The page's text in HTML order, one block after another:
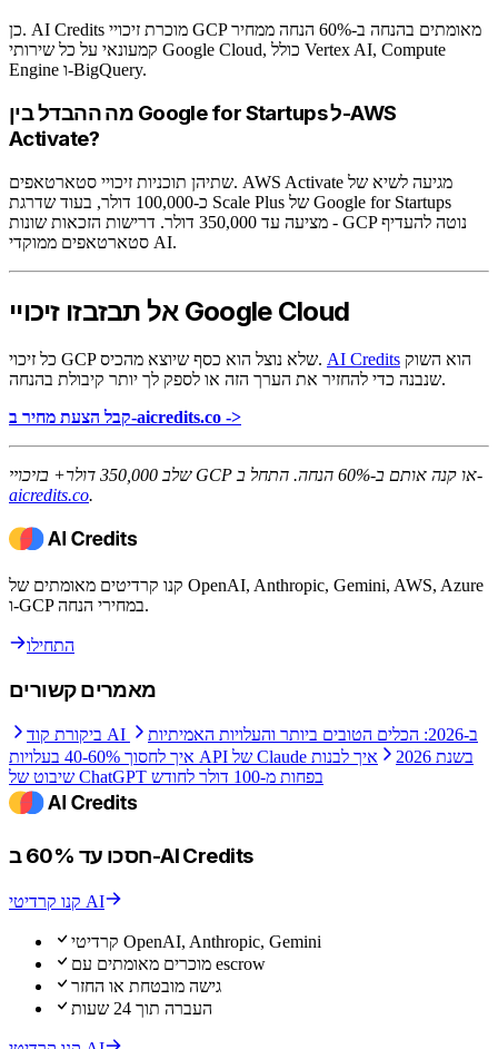
כן. AI Credits מוכרת זיכויי GCP מאומתים בהנחה ב-60% הנחה ממחיר
קמעונאי על כל שירותי Google Cloud, כולל Vertex AI, Compute
Engine ו-BigQuery.
מה ההבדל בין Google for Startups ל-AWS
Activate?
שתיהן תוכניות זיכויי סטארטאפים. AWS Activate מגיעה לשיא של
כ-100,000 דולר, בעוד שדרגת Scale Plus של Google for Startups
מציעה עד 350,000 דולר. דרישות הזכאות שונות - GCP נוטה להעדיף
סטארטאפים ממוקדי AI.
אל תבזבזו זיכויי Google Cloud
כל זיכוי GCP שלא נוצל הוא כסף שיוצא מהכיס. AI Credits
שנבנה כדי להחזיר את הערך הזה או לספק לך יותר קיבולת בהנחה.
קבל הצעת מחיר ב-aicredits.co ->
שלב 350,000 דולר+ בזיכויי GCP או קנה אותם ב-60% הנחה. התחל ב-
aicredits.co.
קנו קרדיטים מאומתים של OpenAI, Anthropic, Gemini, AWS, Azure
ו-GCP במחירי הנחה.
התחילו
מאמרים קשורים
ביקורת קוד AI ב-2026: הכלים הטובים ביותר והעלויות האמיתיות
איך לחסוך 40-60% בעלויות API של Claude בשנת 2026
איך לבנות
שיבוט של ChatGPT בפחות מ-100 דולר לחודש
חסכו עד 60% ב-AI Credits
קנו קרדיטי AI
קרדיטי OpenAI, Anthropic, Gemini
מוכרים מאומתים עם escrow
גישה מובטחת או החזר
העברה תוך 24 שעות